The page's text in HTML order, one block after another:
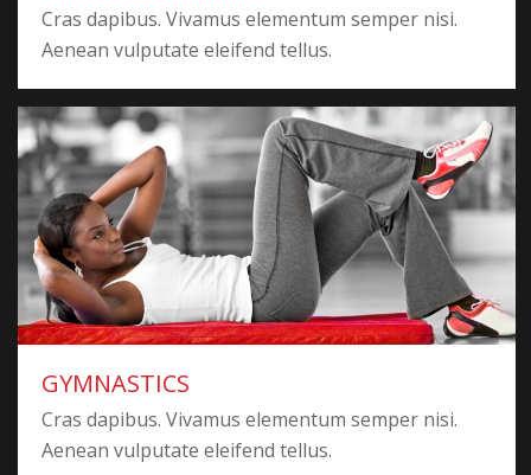
Cras dapibus. Vivamus elementum semper nisi.
Aenean vulputate eleifend tellus.
GYMNASTICS
Cras dapibus. Vivamus elementum semper nisi.
Aenean vulputate eleifend tellus.